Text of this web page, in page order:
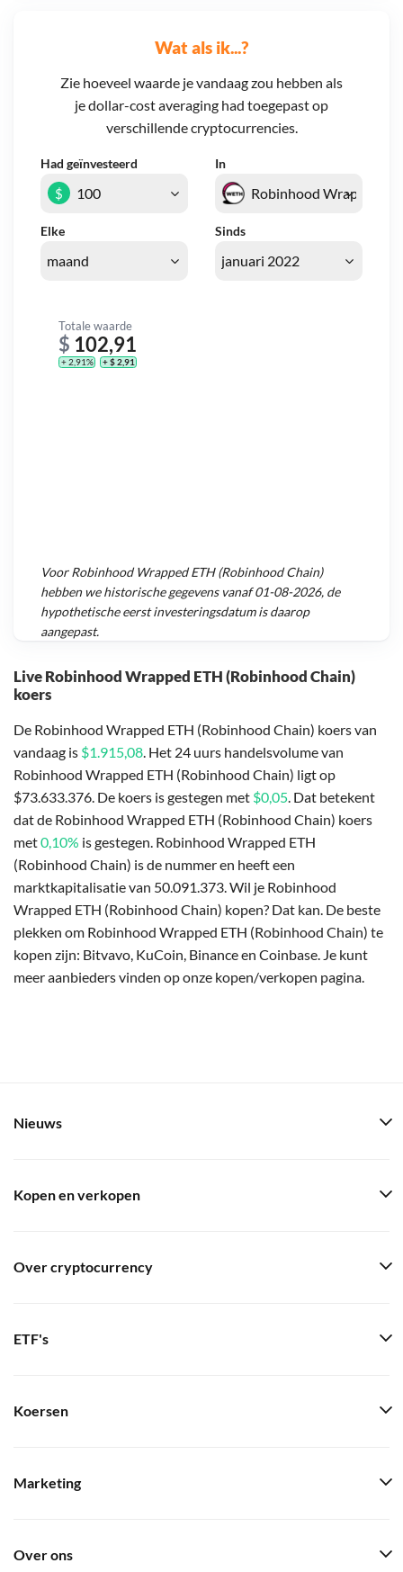
Live Robinhood Wrapped ETH (Robinhood Chain)
koers
De Robinhood Wrapped ETH (Robinhood Chain) koers van
vandaag is $1.915,08. Het 24 uurs handelsvolume van
Robinhood Wrapped ETH (Robinhood Chain) ligt op
$73.633.376. De koers is gestegen met $0,05. Dat betekent
dat de Robinhood Wrapped ETH (Robinhood Chain) koers
met0,10% is gestegen. Robinhood Wrapped ETH
(Robinhood Chain) is de nummer en heeft een
marktkapitalisatie van 50.091.373. Wil je Robinhood
Wrapped ETH (Robinhood Chain) kopen? Dat kan. De beste
plekken om Robinhood Wrapped ETH (Robinhood Chain) te
kopen zijn: Bitvavo, KuCoin, Binance en Coinbase. Je kunt
meer aanbieders vinden op onze kopen/verkopen pagina.
Wat als ik...?
Zie hoeveel waarde je vandaag zou hebben als
je dollar-cost averaging had toegepast op
verschillende cryptocurrencies.
Had geïnvesteerd In
Elke Sinds
$
Totale waarde
$ 102,91
+ 2,91% + $ 2,91
VoorRobinhood Wrapped ETH (Robinhood Chain)
hebben we historische gegevens vanaf01-08-2026, de
hypothetische eerst investeringsdatum is daarop
aangepast.
Nieuws
Kopen en verkopen
Over cryptocurrency
ETF's
Koersen
Marketing
Over ons